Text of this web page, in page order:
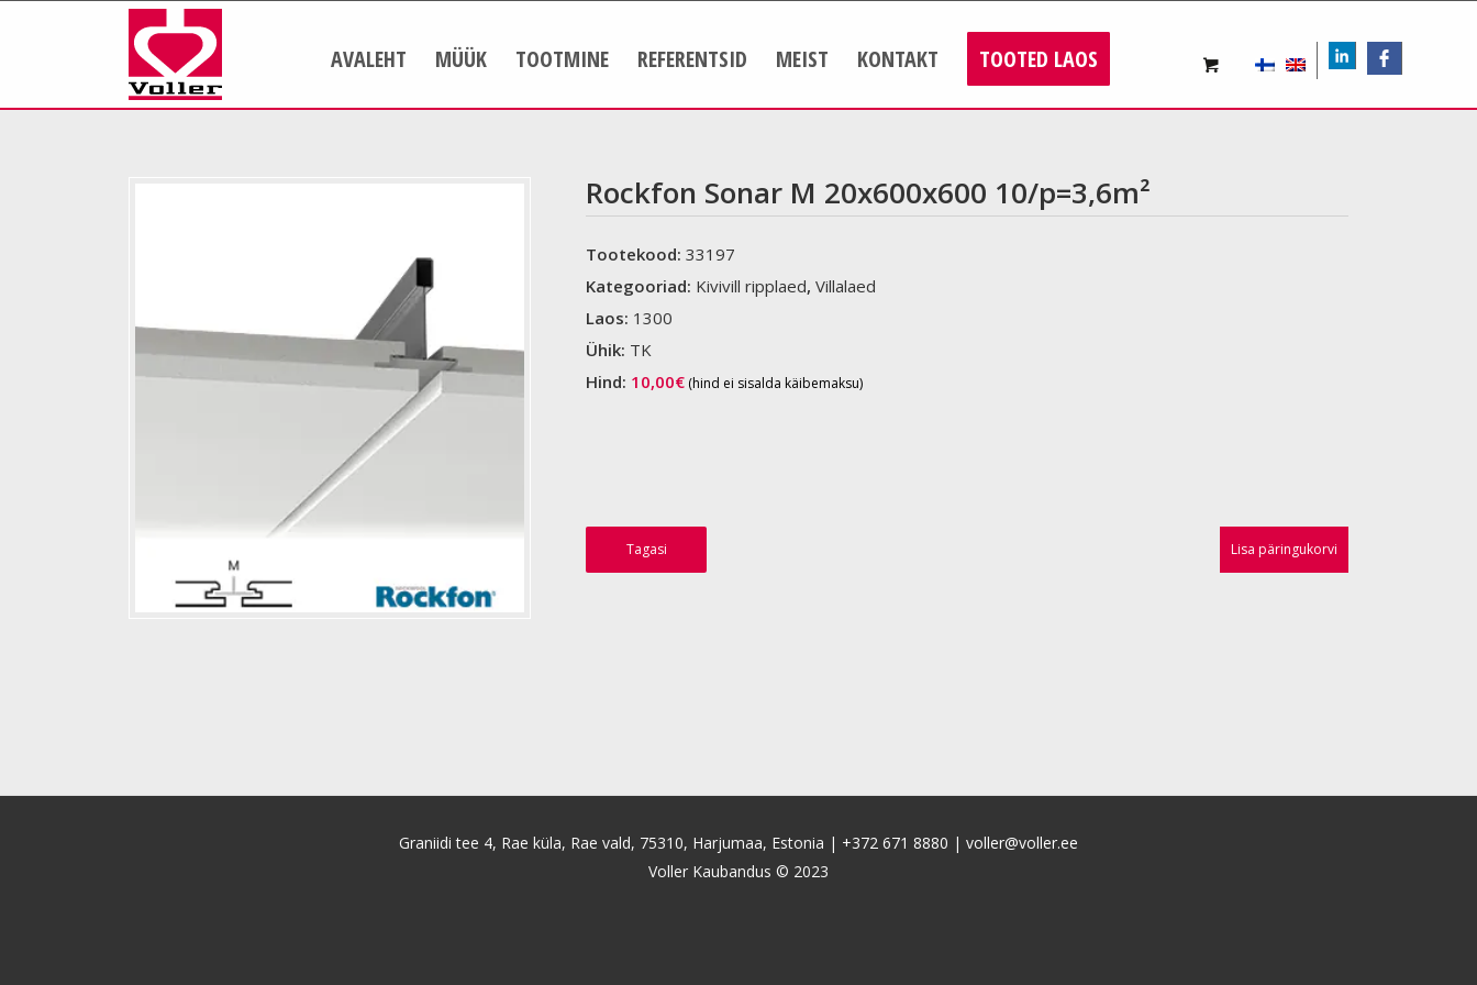
FB
LIn
AVALEHT MÜÜK TOOTMINE REFERENTSID MEIST KONTAKT TOOTED LAOS
Rockfon Sonar M 20x600x600 10/p=3,6m²
Tootekood:33197
Kategooriad: Kivivill ripplaed,Villalaed
Laos: 1300
Ühik: TK
Hind: 10,00€ (hind ei sisalda käibemaksu)
Tagasi Lisa päringukorvi
Graniidi tee 4, Rae küla, Rae vald, 75310, Harjumaa, Estonia | +372 671 8880 | voller@voller.ee
Voller Kaubandus © 2023